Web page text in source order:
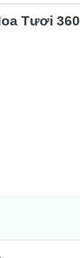
Tươi 360